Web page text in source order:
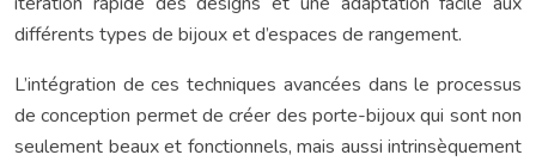
différents types de bijoux et d’espaces de rangement.
L’intégration de ces techniques avancées dans le processus
de conception permet de créer des porte-bijoux qui sont non
seulement beaux et fonctionnels, mais aussi intrinsèquement